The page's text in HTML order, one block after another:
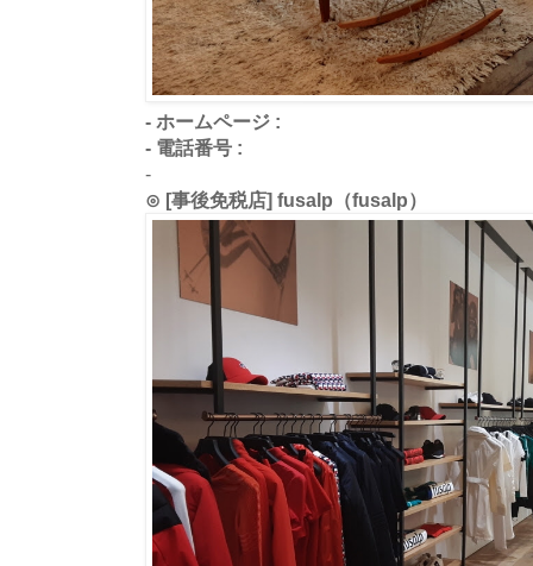
- ホームページ :
- 電話番号 :
-
⊙ [事後免税店] fusalp（fusalp）